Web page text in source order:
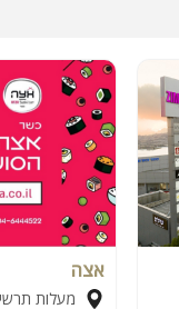
אצה
מעלות